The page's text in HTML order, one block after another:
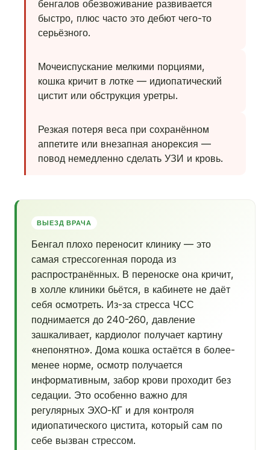
бенгалов обезвоживание развивается
быстро, плюс часто это дебют чего-то
серьёзного.
Мочеиспускание мелкими порциями,
кошка кричит в лотке — идиопатический
цистит или обструкция уретры.
Резкая потеря веса при сохранённом
аппетите или внезапная анорексия —
повод немедленно сделать УЗИ и кровь.
ВЫЕЗД ВРАЧА
Бенгал плохо переносит клинику — это
самая стрессогенная порода из
распространённых. В переноске она кричит,
в холле клиники бьётся, в кабинете не даёт
себя осмотреть. Из-за стресса ЧСС
поднимается до 240-260, давление
зашкаливает, кардиолог получает картину
«непонятно». Дома кошка остаётся в более-
менее норме, осмотр получается
информативным, забор крови проходит без
седации. Это особенно важно для
регулярных ЭХО-КГ и для контроля
идиопатического цистита, который сам по
себе вызван стрессом.